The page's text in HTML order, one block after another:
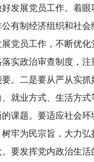
发展党员工作。着
有制经济组织和社
党员工作，不断优
实政治审查制度，
。二是要从严从实
就业方式、生活方
课题。要适应社会
牢为民宗旨，大力
要发挥党内政治生